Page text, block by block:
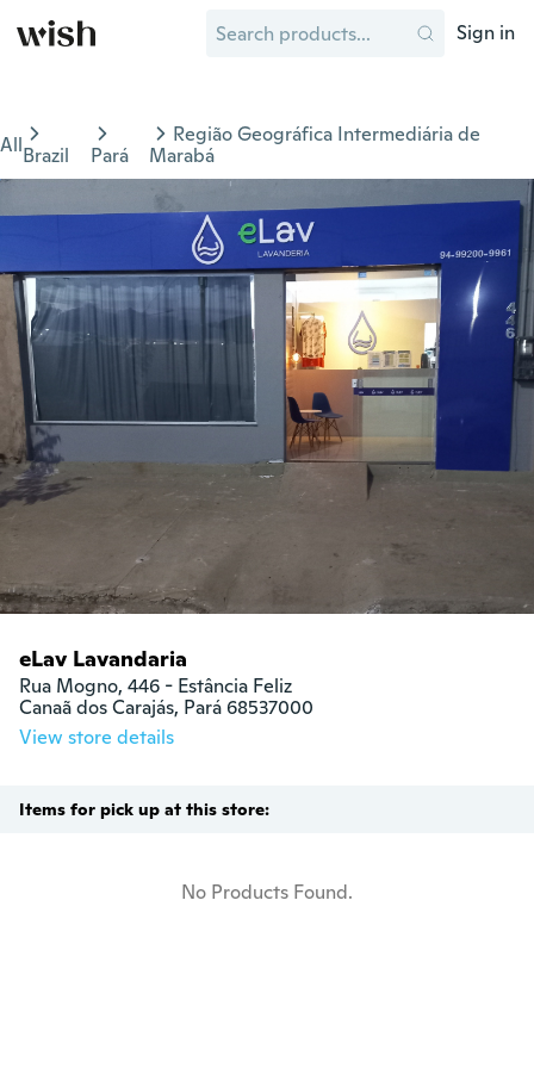
Sign in
AllBrazil Pará
Região Geográfica Intermediária de
Marabá
eLav Lavandaria
Rua Mogno, 446 - Estância Feliz
Canaã dos Carajás, Pará 68537000
View store details
Items for pick up at this store:
No Products Found.